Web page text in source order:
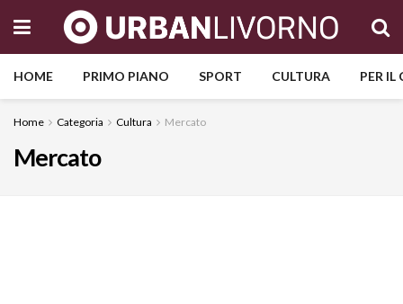
HOME PRIMO PIANO SPORT CULTURA PER
Home Categoria Cultura Mercato
Mercato